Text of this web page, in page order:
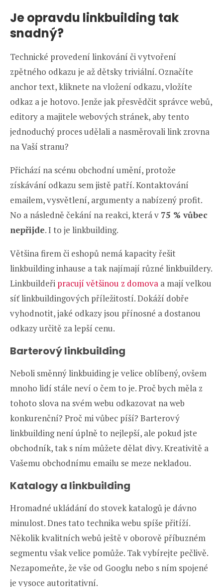
Je opravdu linkbuilding tak
snadný?
Technické provedení linkování či vytvoření
zpětného odkazu je až dětsky triviální. Označíte
anchor text, kliknete na vložení odkazu, vložíte
odkaz a je hotovo. Jenže jak přesvědčit správce webů,
editory a majitele webových stránek, aby tento
jednoduchý proces udělali a nasměrovali link zrovna
na Vaší stranu?
Přichází na scénu obchodní umění, protože
získávání odkazu sem jistě patří. Kontaktování
emailem, vysvětlení, argumenty a nabízený profit.
No a následně čekání na reakci, která v 75 % vůbec
nepřijde. I to je linkbuilding.
Většina firem či eshopů nemá kapacity řešit
linkbuilding inhause a tak najímají různé linkbuildery.
Linkbuildeři pracují většinou z domova a mají velkou
síť linkbuildingových příležitostí. Dokáží dobře
vyhodnotit, jaké odkazy jsou přínosné a dostanou
odkazy určitě za lepší cenu.
Barterový linkbuilding
Neboli směnný linkbuiding je velice oblíbený, ovšem
mnoho lidí stále neví o čem to je. Proč bych měla z
tohoto slova na svém webu odkazovat na web
konkurenční? Proč mi vůbec píší? Barterový
linkbuilding není úplně to nejlepší, ale pokud jste
obchodník, tak s ním můžete dělat divy. Kreativitě a
Vašemu obchodnímu emailu se meze nekladou.
Katalogy a linkbuilding
Hromadné ukládání do stovek katalogů je dávno
minulost. Dnes tato technika webu spíše přitíží.
Několik kvalitních webů ještě v oborově příbuzném
segmentu však velice pomůže. Tak vybírejte pečlivě.
Nezapomeňte, že vše od Googlu nebo s ním spojené
je vysoce autoritativní.